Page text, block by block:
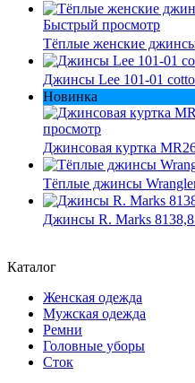
Быстрый просмотр
Тёплые женские
Джинсы Lee 101-01
Новинка
просмотр
Джинсовая куртка
Тёплые джинсы
Джинсы R. Marks
Каталог
Женская одежда
Мужская одежда
Ремни
Головные уборы
Сток